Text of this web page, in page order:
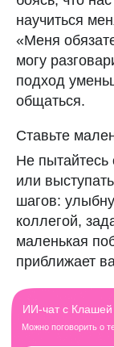
научиться
«Меня
могу
подход
общаться.
Ставьте
Не пытайтесь
или
шагов:
коллегой,
маленькая
приближает
и
Читайте также